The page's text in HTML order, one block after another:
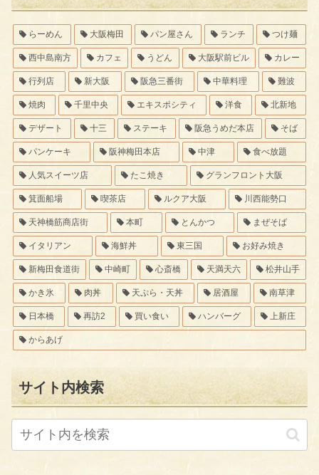
らーめん 大阪梅田 パン屋さん ランチ つけ麺
西中島南方 カフェ うどん 大阪駅前ビル カレー
行列店 新大阪 阪急三番街 中華料理 難波
焼肉 千里中央 エキスポシティ 洋食 北新地
デザート 十三 ステーキ 阪急うめだ本店 そば
パンケーキ 阪神梅田本店 中津 食べ放題
人気スイーツ店 たこ焼き グランフロント大阪
箕面船場 喫茶店 ルクア大阪 川西能勢口
天神橋筋商店街 本町 とんかつ まぜそば
イタリアン 海鮮丼 東三国 お好み焼き
新梅田食道街 中崎町 心斎橋 天満天六 松井山手
かき氷 肉丼 天ぷら・天丼 居酒屋 南草津
日本橋 再訪2 買い食い ハンバーグ 上新庄
からあげ
サイト内検索